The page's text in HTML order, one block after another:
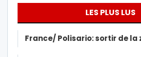
LES PLUS LUS
France/ Polisario: sortir de la